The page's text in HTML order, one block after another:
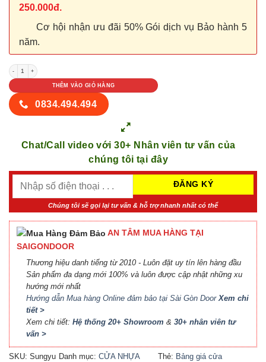
250.000đ.
Cơ hội nhận ưu đãi 50% Gói dịch vụ Bảo hành 5
năm.
Cửa nhựa Composite Sungyu P1B11 số lượng
THÊM VÀO GIỎ HÀNG
0834.494.494
Chat/Call video với 30+ Nhân viên tư vấn của
chúng tôi tại đây
Chúng tôi sẽ gọi lại tư vấn & hỗ trợ nhanh nhất có thể
AN TÂM MUA HÀNG TẠI
SAIGONDOOR
Thương hiệu danh tiếng từ 2010 - Luôn đặt uy tín lên hàng đầu
Sản phẩm đa dạng mới 100% và luôn được cập nhật những xu
hướng mới nhất
Hướng dẫn Mua hàng Online đảm bảo tại Sài Gòn DoorXem chi
tiết >
Xem chi tiết: Hệ thống 20+ Showroom & 30+ nhân viên tư
vấn >
SKU: Sungyu Danh mục: CỬA NHỰA
Thẻ: Bảng giá cửa